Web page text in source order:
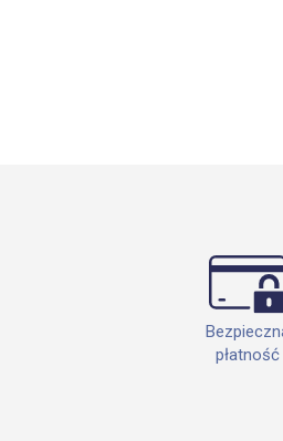
płatność